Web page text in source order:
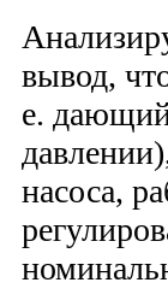
вывод,
е.
насоса,